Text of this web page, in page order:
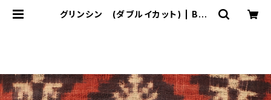
グリンシン (ダブルイカット) | Bali